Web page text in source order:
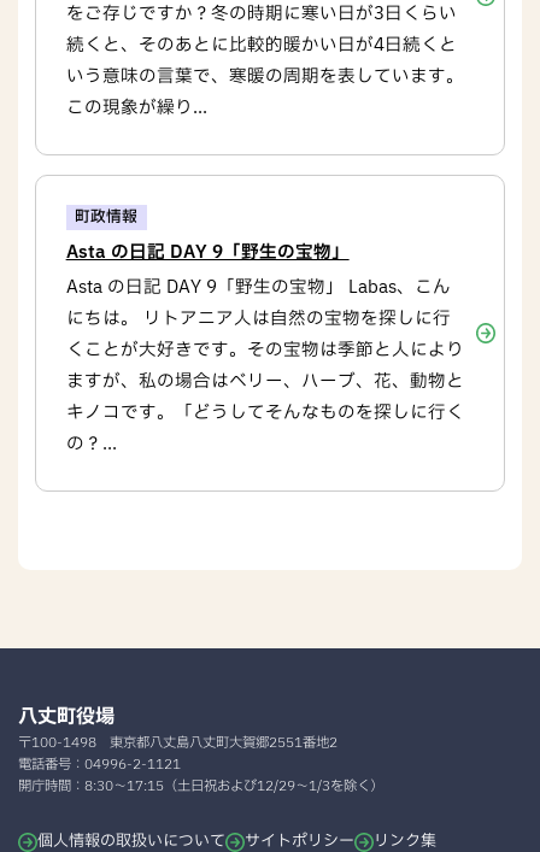
をご存じですか？冬の時期に寒い日が3日くらい
続くと、そのあとに比較的暖かい日が4日続くと
いう意味の言葉で、寒暖の周期を表しています。
この現象が繰り...
町政情報
Asta の日記 DAY 9「野生の宝物」
Asta の日記 DAY 9「野生の宝物」 Labas、こん
にちは。 リトアニア人は自然の宝物を探しに行
くことが大好きです。その宝物は季節と人により
ますが、私の場合はベリー、ハーブ、花、動物と
キノコです。「どうしてそんなものを探しに行く
の？...
八丈町役場
〒100-1498 東京都八丈島八丈町大賀郷2551番地2
電話番号： 04996-2-1121
開庁時間： 8:30～17:15（土日祝および12/29～1/3を除く）
個人情報の取扱いについて サイトポリシー リンク集